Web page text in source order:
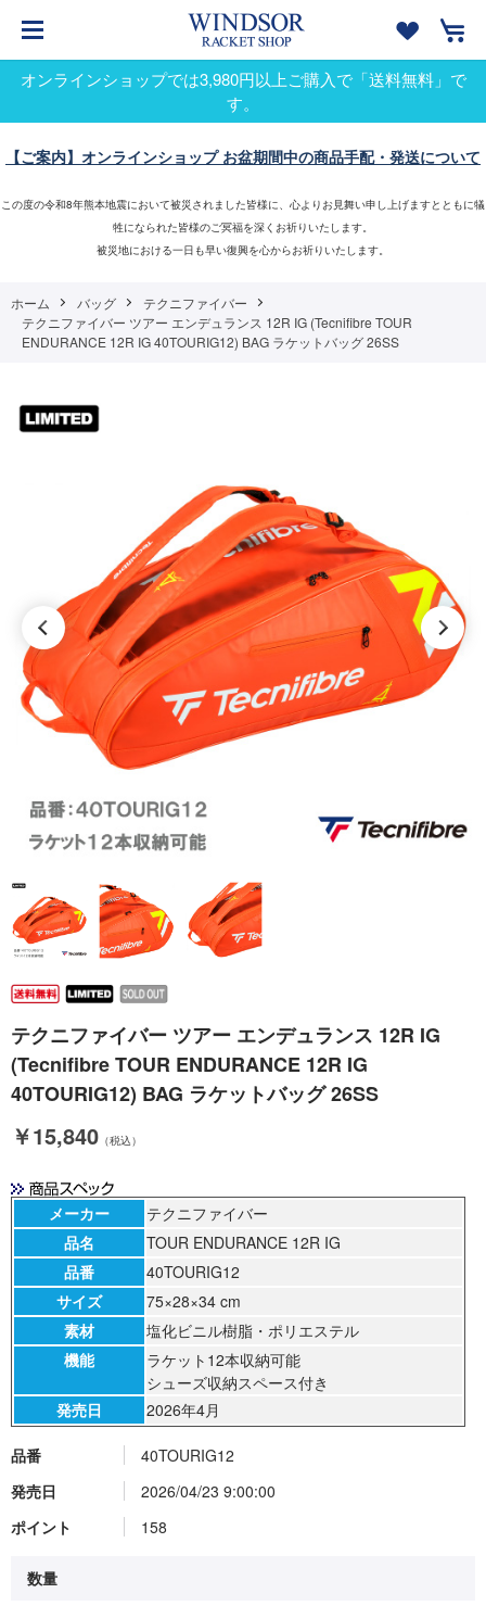
オンラインショップでは3,980円以上ご購入で「送料無料」で
す。
【ご案内】オンラインショップ お盆期間中の商品手配・発送について
この度の令和8年熊本地震において被災されました皆様に、心よりお見舞い申し上げますとともに犠
牲になられた皆様のご冥福を深くお祈りいたします。
被災地における一日も早い復興を心からお祈りいたします。
ホーム バッグ
テクニファイバー
テクニファイバー ツアー エンデュランス 12R IG (Tecnifibre TOUR
ENDURANCE 12R IG 40TOURIG12) BAG ラケットバッグ 26SS
テクニファイバー ツアー エンデュランス 12R IG
(Tecnifibre TOUR ENDURANCE 12R IG
40TOURIG12) BAG ラケットバッグ 26SS
￥15,840 （税込）
品番
40TOURIG12
発売日
2026/04/23 9:00:00
ポイント
158
メーカー
テクニファイバー
品名
TOUR ENDURANCE 12R IG
品番
40TOURIG12
サイズ
75×28×34 cm
素材
塩化ビニル樹脂・ポリエステル
機能
ラケット12本収納可能
シューズ収納スペース付き
発売日
2026年4月